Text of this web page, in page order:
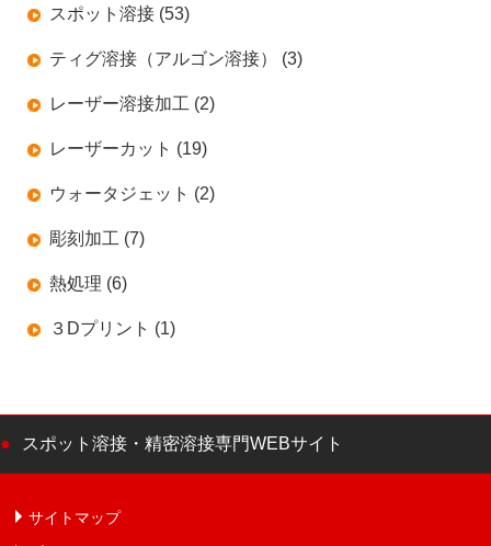
スポット溶接 (53)
ティグ溶接（アルゴン溶接） (3)
レーザー溶接加工 (2)
レーザーカット (19)
ウォータジェット (2)
彫刻加工 (7)
熱処理 (6)
３Dプリント (1)
スポット溶接・精密溶接専門WEBサイト
サイトマップ